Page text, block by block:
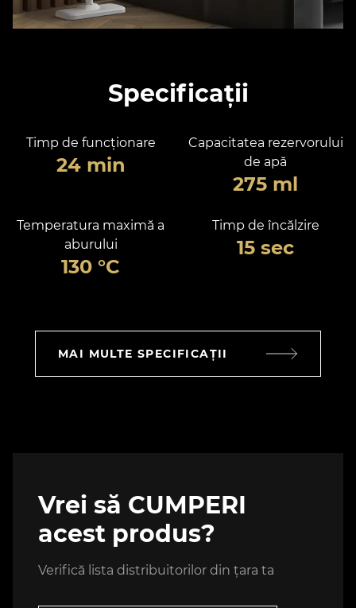
Specificații
Timp de funcționare
24 min
Capacitatea rezervorului
de apă
275 ml
Temperatura maximă a
aburului
130 °C
Timp de încălzire
15 sec
MAI MULTE SPECIFICAȚII
Vrei să CUMPERI
acest produs?
Verifică lista distribuitorilor din țara ta